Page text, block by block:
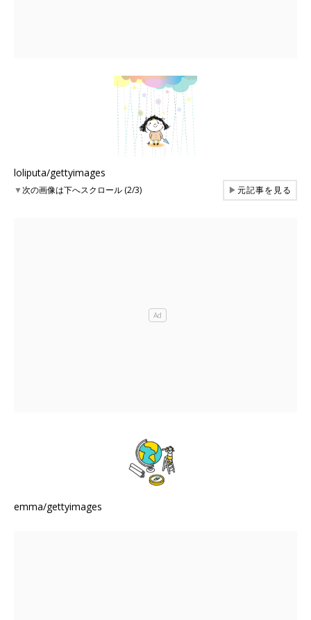
loliputa/gettyimages
▼次の画像は下へスクロール (2/3) ▶元記事を見る
emma/gettyimages